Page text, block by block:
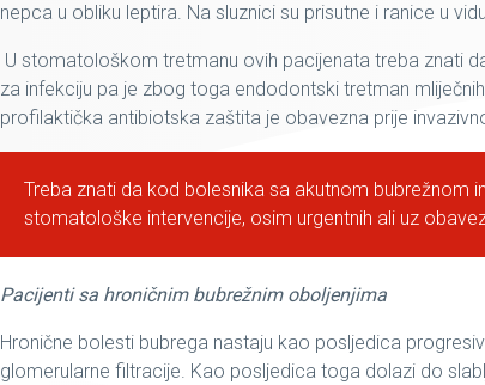
nepca u obliku leptira. Na sluznici su prisutne i ranice u
U stomatološkom tretmanu ovih pacijenata treba znati
za infekciju pa je zbog toga endodontski tretman
profilaktička antibiotska zaštita je obavezna prije
Treba znati da kod bolesnika sa akutnom bubrežnom
stomatološke intervencije, osim urgentnih ali uz
Pacijenti sa hroničnim bubrežnim oboljenjima
Hronične bolesti bubrega nastaju kao posljedica
glomerularne filtracije. Kao posljedica toga dolazi do